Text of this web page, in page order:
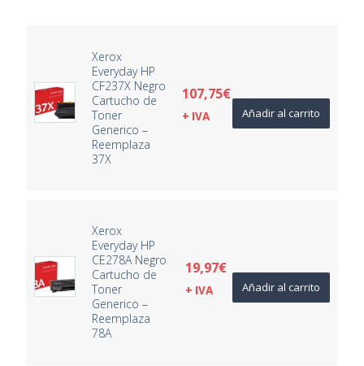
Xerox
Everyday HP
CF237X Negro
Cartucho de
Toner
Generico –
Reemplaza
37X
107,75€
+ IVA Añadir al carrito
Xerox
Everyday HP
CE278A Negro
Cartucho de
Toner
Generico –
Reemplaza
78A
19,97€
+ IVA Añadir al carrito